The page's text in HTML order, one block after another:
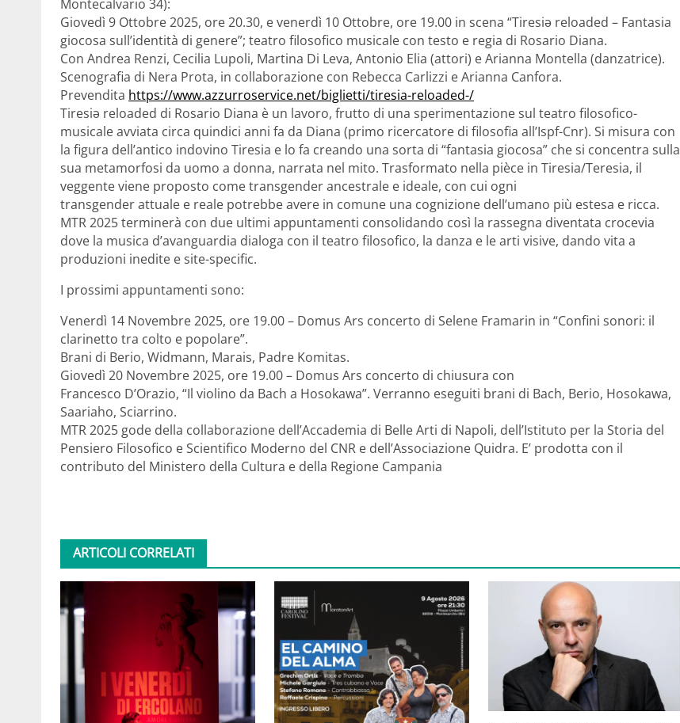
Montecalvario 34):
Giovedì 9 Ottobre 2025, ore 20.30, e venerdì 10 Ottobre, ore 19.00 in scena “Tiresiə reloaded – Fantasia
giocosa sull’identità di genere”; teatro filosofico musicale con testo e regia di Rosario Diana.
Con Andrea Renzi, Cecilia Lupoli, Martina Di Leva, Antonio Elia (attori) e Arianna Montella (danzatrice).
Scenografia di Nera Prota, in collaborazione con Rebecca Carlizzi e Arianna Canfora.
Prevendita https://www.azzurroservice.net/biglietti/tiresia-reloaded-/
Tiresiə reloaded di Rosario Diana è un lavoro, frutto di una sperimentazione sul teatro filosofico-
musicale avviata circa quindici anni fa da Diana (primo ricercatore di filosofia all’Ispf-Cnr). Si misura con
la figura dell’antico indovino Tiresia e lo fa creando una sorta di “fantasia giocosa” che si concentra sulla
sua metamorfosi da uomo a donna, narrata nel mito. Trasformato nella pièce in Tiresia/Teresia, il
veggente viene proposto come transgender ancestrale e ideale, con cui ogni
transgender attuale e reale potrebbe avere in comune una cognizione dell’umano più estesa e ricca.
MTR 2025 terminerà con due ultimi appuntamenti consolidando così la rassegna diventata crocevia
dove la musica d’avanguardia dialoga con il teatro filosofico, la danza e le arti visive, dando vita a
produzioni inedite e site-specific.
I prossimi appuntamenti sono:
Venerdì 14 Novembre 2025, ore 19.00 – Domus Ars concerto di Selene Framarin in “Confini sonori: il
clarinetto tra colto e popolare”.
Brani di Berio, Widmann, Marais, Padre Komitas.
Giovedì 20 Novembre 2025, ore 19.00 – Domus Ars concerto di chiusura con
Francesco D’Orazio, “Il violino da Bach a Hosokawa”. Verranno eseguiti brani di Bach, Berio, Hosokawa,
Saariaho, Sciarrino.
MTR 2025 gode della collaborazione dell’Accademia di Belle Arti di Napoli, dell’Istituto per la Storia del
Pensiero Filosofico e Scientifico Moderno del CNR e dell’Associazione Quidra. E’ prodotta con il
contributo del Ministero della Cultura e della Regione Campania
ARTICOLI CORRELATI